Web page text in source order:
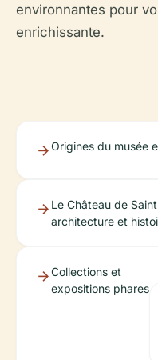
environnantes pour
enrichissante.
Origines du musée
Le Château de
architecture et
Collections et
expositions phares